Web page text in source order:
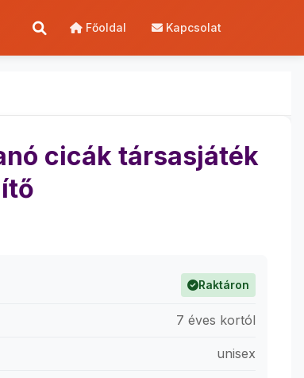
Főoldal Kapcsolat
cicák társasjáték
Raktáron
7 éves kortól
unisex